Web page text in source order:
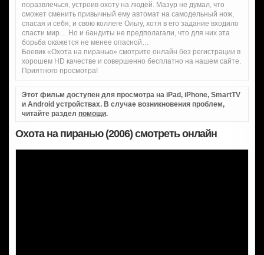
поразвлечься, устроив охоту на людей. Мазур не думал, что
сможет сменить привычный ему автомат на самодельный нож,
спасая и себя, и свою коллеге Ольгу, хотя в его задание входило
спасти мир… Но и бандиты не предполагали, что для них эта
борьба окажется не менее опасной…
Боевик «Охота на пиранью» смотрите онлайн без регистрации в
хорошем HD качестве и совершенно бесплатно на нашем сайте.
Приятного просмотра!
Этот фильм доступен для просмотра на iPad, iPhone, SmartTV
и Android устройствах. В случае возникновения проблем,
читайте раздел помощи.
Охота на пиранью (2006) смотреть онлайн